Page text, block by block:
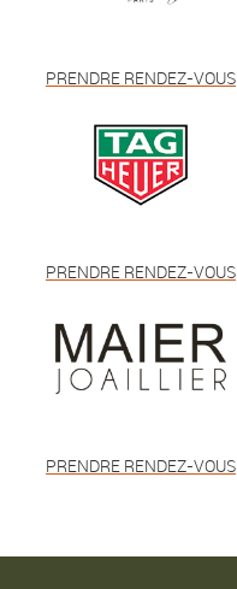
PRENDRE RENDEZ-VOUS
PRENDRE RENDEZ-VOUS
PRENDRE RENDEZ-VOUS